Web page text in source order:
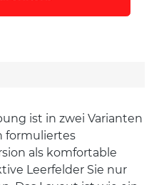
ist in zwei Varianten
formuliertes
als komfortable
Leerfelder Sie nur